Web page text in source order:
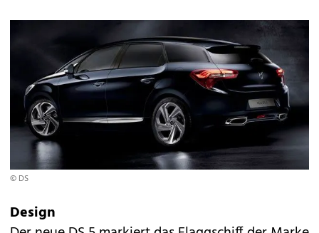
© DS
Design